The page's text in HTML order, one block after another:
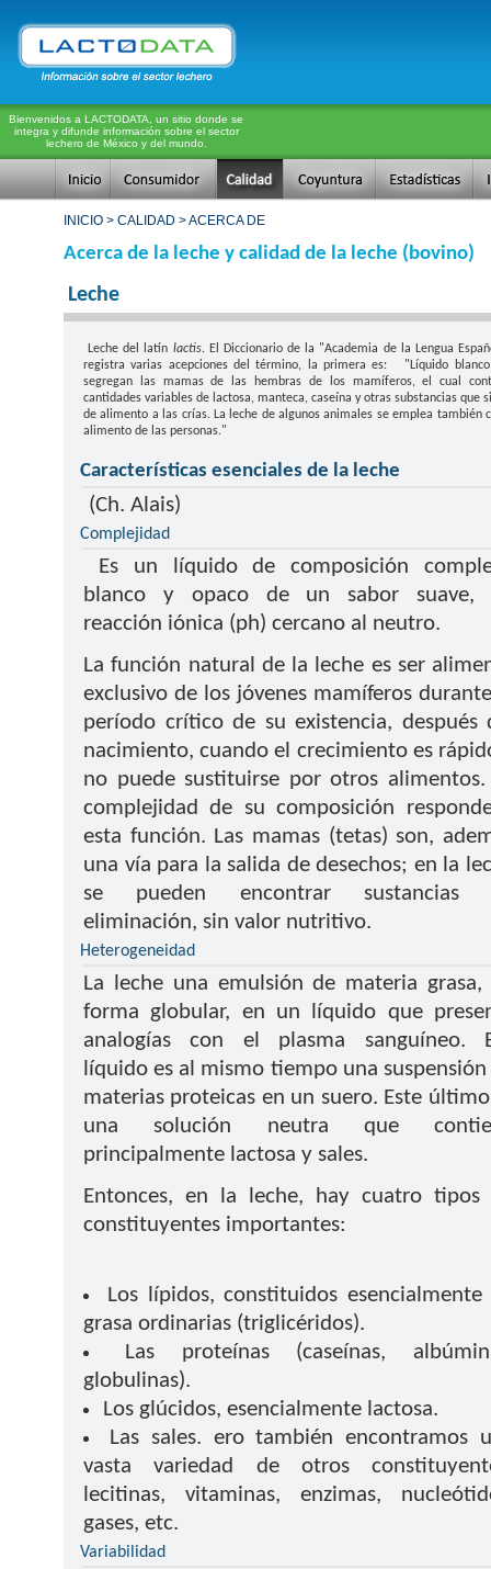
Bienvenidos a LACTODATA, un sitio donde se
integra y difunde información sobre el sector
lechero de México y del mundo.
INICIO > CALIDAD > ACERCA DE
Acerca de la leche y calidad de la leche (bovino)
Leche
Leche del latín lactis. El Diccionario de la "Academia de la Lengua
registra varias acepciones del término, la primera es: "Líquido
segregan las mamas de las hembras de los mamíferos, el cual
cantidades variables de lactosa, manteca, caseína y otras substancias que
de alimento a las crías. La leche de algunos animales se emplea también
alimento de las personas."
Características esenciales de la leche
(Ch. Alais)
Complejidad
Es un líquido de composición
blanco y opaco de un sabor suave,
reacción iónica (ph) cercano al neutro.
La función natural de la leche es ser
exclusivo de los jóvenes mamíferos
período crítico de su existencia, después
nacimiento, cuando el crecimiento es
no puede sustituirse por otros alimentos.
complejidad de su composición
esta función. Las mamas (tetas) son,
una vía para la salida de desechos; en la
se pueden encontrar sustancias
eliminación, sin valor nutritivo.
Heterogeneidad
La leche una emulsión de materia grasa,
forma globular, en un líquido que
analogías con el plasma sanguíneo.
líquido es al mismo tiempo una suspensión
materias proteicas en un suero. Este
una solución neutra que
principalmente lactosa y sales.
Entonces, en la leche, hay cuatro tipos
constituyentes importantes:
Los lípidos, constituidos esencialmente
grasa ordinarias (triglicéridos).
Las proteínas (caseínas,
globulinas).
Los glúcidos, esencialmente lactosa.
Las sales. ero también encontramos
vasta variedad de otros
lecitinas, vitaminas, enzimas,
gases, etc.
Variabilidad